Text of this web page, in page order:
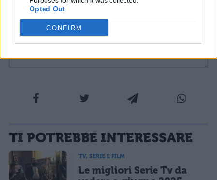
Opted Out
CONFIRM
sarà pubblicata. Dichiari di avere preso visione e di accettare quanto previsto dalla
informativa privacy. Pubblicando questo commento dai il consenso affinché un cookie
salvi i tuoi dati (nome, email) per il prossimo commento.
Ho letto e acconsento l'informativasulla privacy
TI POTREBBE INTERESSARE
TV, SERIE E FILM
Le migliori Serie Tv da